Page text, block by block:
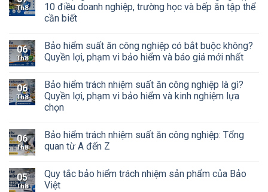
Th8
10 điều doanh nghiệp, trường học và bếp ăn tập thể
cần biết
06
Th8
Bảo hiểm suất ăn công nghiệp có bắt buộc không?
Quyền lợi, phạm vi bảo hiểm và báo giá mới nhất
06
Th8
Bảo hiểm trách nhiệm suất ăn công nghiệp là gì?
Quyền lợi, phạm vi bảo hiểm và kinh nghiệm lựa
chọn
06
Th8
Bảo hiểm trách nhiệm suất ăn công nghiệp: Tổng
quan từ A đến Z
05
Th8
Quy tắc bảo hiểm trách nhiệm sản phẩm của Bảo
Việt